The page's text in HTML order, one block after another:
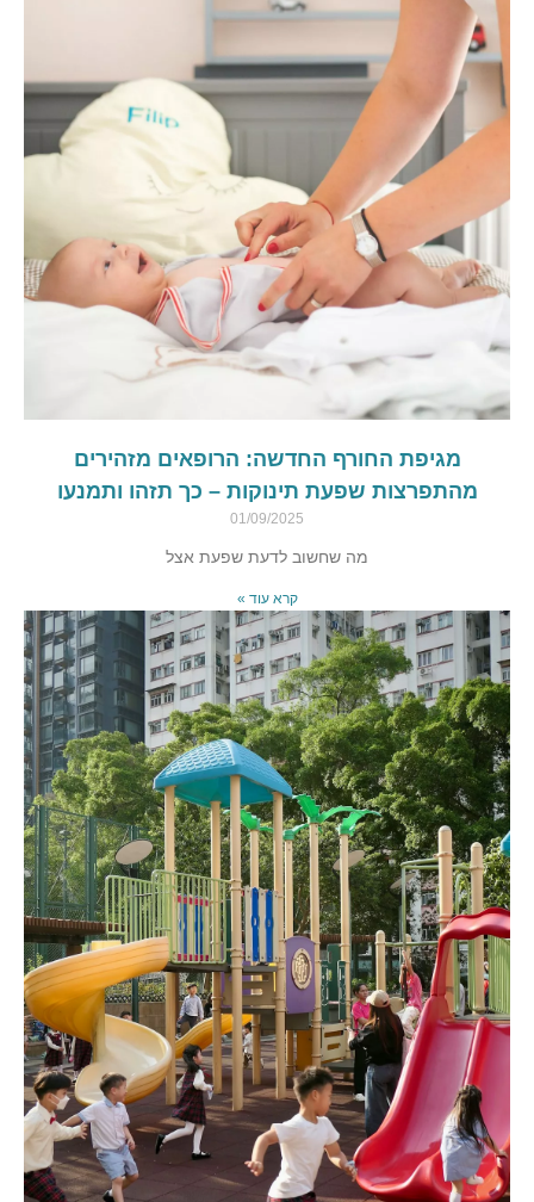
מגיפת החורף החדשה: הרופאים מזהירים
מהתפרצות שפעת תינוקות – כך תזהו ותמנעו
01/09/2025
מה שחשוב לדעת שפעת אצל
קרא עוד »